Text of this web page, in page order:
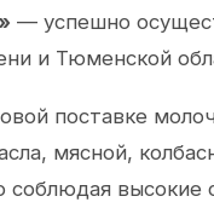
— успешно
и Тюменской
поставке
мясной,
высокие